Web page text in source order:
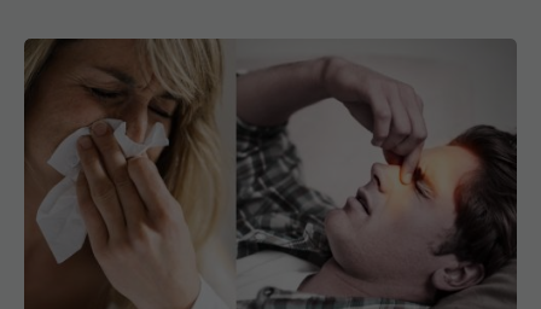
EXCLUSIV
Rinita alergică: primul simptom care
apare. Răzvan Hainăroșie: Problema apare cu
polipoză nazală. Dacă NU trece după o
săptămână, mergi la medic
13 sep 2023, 11:01